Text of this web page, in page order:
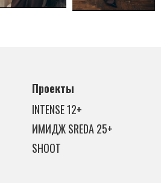
Проекты
INTENSE 12+
ИМИДЖ SREDA 25+
SHOOT